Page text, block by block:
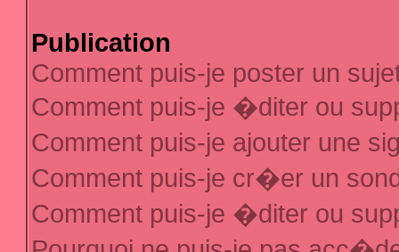
Publication
Comment puis-je poster un
Comment puis-je �diter ou
Comment puis-je ajouter une
Comment puis-je cr�er un
Comment puis-je �diter ou